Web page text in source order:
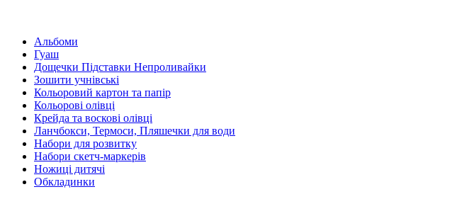
Альбоми
Гуаш
Дощечки Підставки Непроливайки
Зошити учнівські
Кольоровий картон та папір
Кольорові олівці
Крейда та воскові олівці
Ланчбокси, Термоси, Пляшечки для води
Набори для розвитку
Набори скетч-маркерів
Ножиці дитячі
Обкладинки